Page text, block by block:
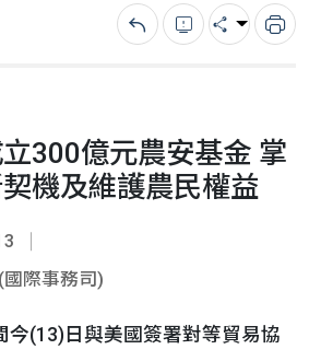
回上一頁錯誤回報
分享 列
300億元農安基金 掌
機及維護農民權益
際事務司)
(13)日與美國簽署對等貿易協